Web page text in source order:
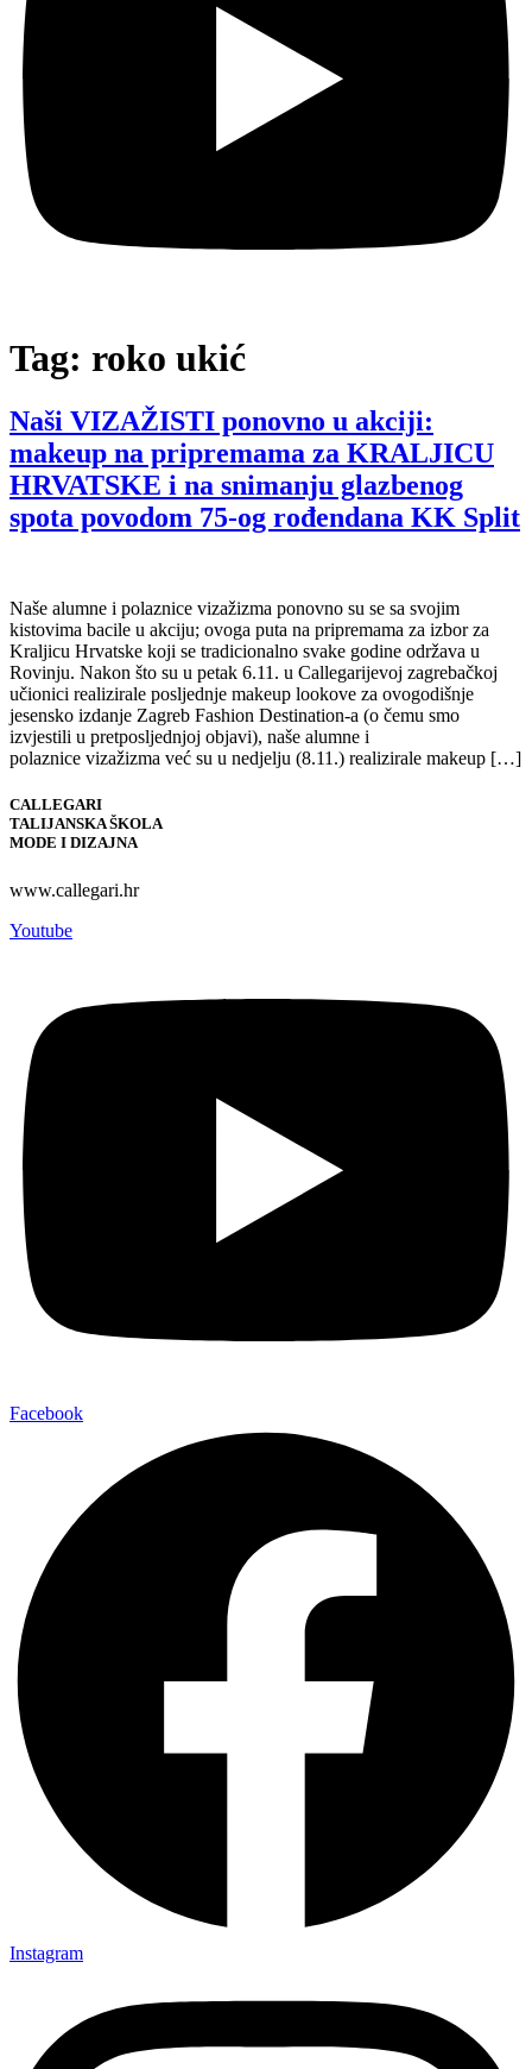
Tag: roko ukić
Naši VIZAŽISTI ponovno u akciji:
makeup na pripremama za KRALJICU
HRVATSKE i na snimanju glazbenog
spota povodom 75-og rođendana KK Split
Naše alumne i polaznice vizažizma ponovno su se sa svojim
kistovima bacile u akciju; ovoga puta na pripremama za izbor za
Kraljicu Hrvatske koji se tradicionalno svake godine održava u
Rovinju. Nakon što su u petak 6.11. u Callegarijevoj zagrebačkoj
učionici realizirale posljednje makeup lookove za ovogodišnje
jesensko izdanje Zagreb Fashion Destination-a (o čemu smo
izvjestili u pretposljednjoj objavi), naše alumne i
polaznice vizažizma već su u nedjelju (8.11.) realizirale makeup […]
CALLEGARI
TALIJANSKA ŠKOLA
MODE I DIZAJNA
www.callegari.hr
Youtube
Facebook
Instagram